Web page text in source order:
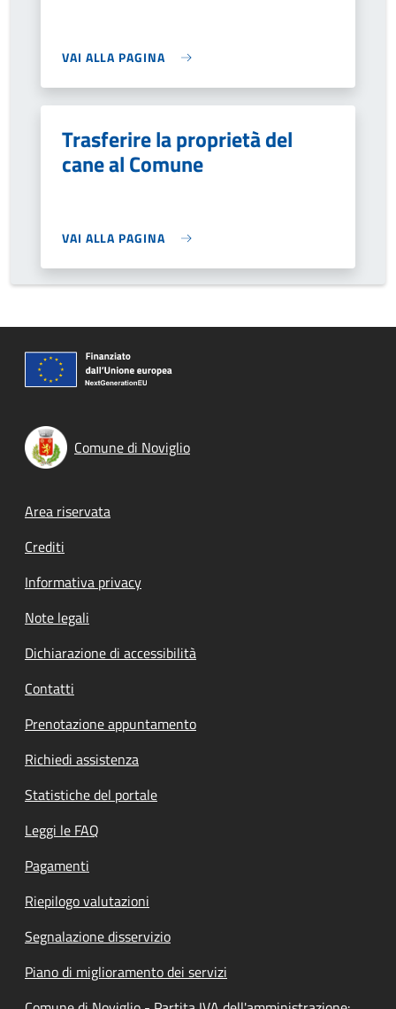
VAI ALLA PAGINA
Trasferire la proprietà del
cane al Comune
VAI ALLA PAGINA
Comune di Noviglio
Footer menu
Area riservata
Crediti
Informativa privacy
Note legali
Dichiarazione di accessibilità
Contatti
Prenotazione appuntamento
Richiedi assistenza
Statistiche del portale
Leggi le FAQ
Pagamenti
Riepilogo valutazioni
Segnalazione disservizio
Piano di miglioramento dei servizi